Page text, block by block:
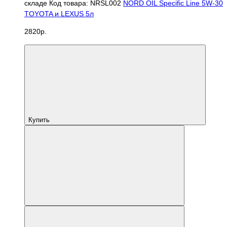
складе Код товара: NRSL002 NORD OIL Specific Line 5W-30
TOYOTA и LEXUS 5л
2820р.
Купить